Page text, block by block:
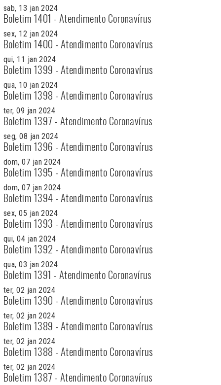
sab, 13 jan 2024
Boletim 1401 - Atendimento Coronavírus
sex, 12 jan 2024
Boletim 1400 - Atendimento Coronavírus
qui, 11 jan 2024
Boletim 1399 - Atendimento Coronavírus
qua, 10 jan 2024
Boletim 1398 - Atendimento Coronavírus
ter, 09 jan 2024
Boletim 1397 - Atendimento Coronavírus
seg, 08 jan 2024
Boletim 1396 - Atendimento Coronavírus
dom, 07 jan 2024
Boletim 1395 - Atendimento Coronavírus
dom, 07 jan 2024
Boletim 1394 - Atendimento Coronavírus
sex, 05 jan 2024
Boletim 1393 - Atendimento Coronavírus
qui, 04 jan 2024
Boletim 1392 - Atendimento Coronavírus
qua, 03 jan 2024
Boletim 1391 - Atendimento Coronavírus
ter, 02 jan 2024
Boletim 1390 - Atendimento Coronavírus
ter, 02 jan 2024
Boletim 1389 - Atendimento Coronavírus
ter, 02 jan 2024
Boletim 1388 - Atendimento Coronavírus
ter, 02 jan 2024
Boletim 1387 - Atendimento Coronavírus